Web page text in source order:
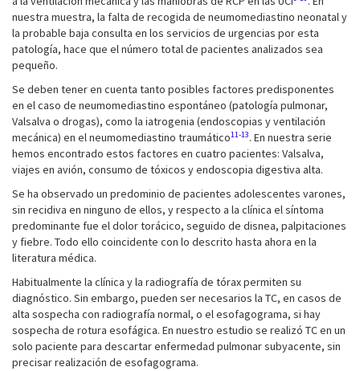
nuestra muestra, la falta de recogida de neumomediastino neonatal y
la probable baja consulta en los servicios de urgencias por esta
patología, hace que el número total de pacientes analizados sea
pequeño.
Se deben tener en cuenta tanto posibles factores predisponentes
en el caso de neumomediastino espontáneo (patología pulmonar,
Valsalva o drogas), como la iatrogenia (endoscopias y ventilación
mecánica) en el neumomediastino traumático11-13. En nuestra serie
hemos encontrado estos factores en cuatro pacientes: Valsalva,
viajes en avión, consumo de tóxicos y endoscopia digestiva alta.
Se ha observado un predominio de pacientes adolescentes varones,
sin recidiva en ninguno de ellos, y respecto a la clínica el síntoma
predominante fue el dolor torácico, seguido de disnea, palpitaciones
y fiebre. Todo ello coincidente con lo descrito hasta ahora en la
literatura médica.
Habitualmente la clínica y la radiografía de tórax permiten su
diagnóstico. Sin embargo, pueden ser necesarios la TC, en casos de
alta sospecha con radiografía normal, o el esofagograma, si hay
sospecha de rotura esofágica. En nuestro estudio se realizó TC en un
solo paciente para descartar enfermedad pulmonar subyacente, sin
precisar realización de esofagograma.